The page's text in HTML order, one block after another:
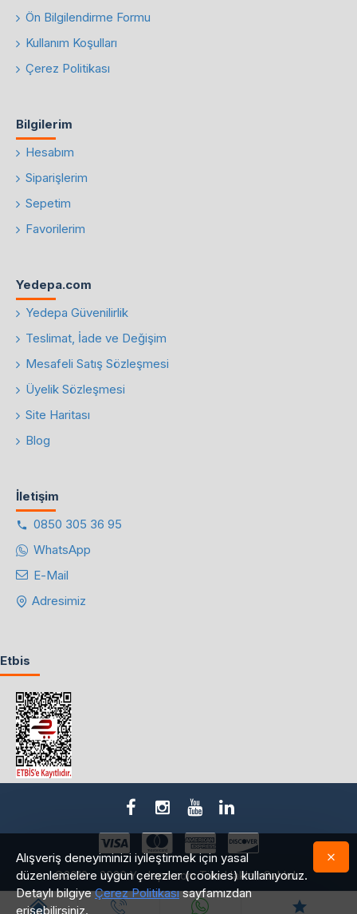
Alışveriş deneyiminizi iyileştirmek için yasal
düzenlemelere uygun çerezler (cookies) kullanıyoruz.
Detaylı bilgiyeÇerez Politikasısayfamızdan
erişebilirsiniz.
Ön Bilgilendirme Formu
Kullanım Koşulları
Çerez Politikası
Bilgilerim
Hesabım
Siparişlerim
Sepetim
Favorilerim
Yedepa.com
Yedepa Güvenilirlik
Teslimat, İade ve Değişim
Mesafeli Satış Sözleşmesi
Üyelik Sözleşmesi
Site Haritası
Blog
İletişim
0850 305 36 95
WhatsApp
E-Mail
Adresimiz
Etbis
©2018 - 2026 Yedepa.com Tüm Hakları Saklıdır.